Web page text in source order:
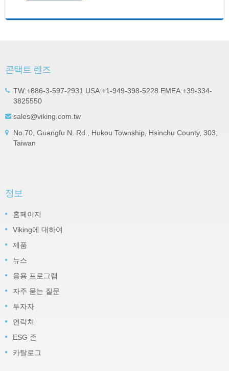
콘택트 렌즈
TW:+886-3-597-2931 USA:+1-949-398-5228 EMEA:+39-334-
3825550
sales@viking.com.tw
No.70, Guangfu N. Rd., Hukou Township, Hsinchu County, 303,
Taiwan
정보
홈페이지
Viking에 대하여
제품
뉴스
응용 프로그램
자주 묻는 질문
투자자
연락처
ESG 존
카탈로그